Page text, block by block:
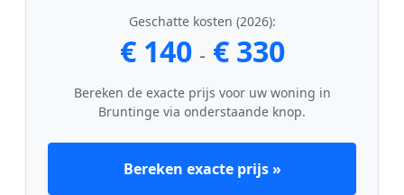
Geschatte kosten (2026):
€ 140 - € 330
Bereken de exacte prijs voor uw woning in
Bruntinge via onderstaande knop.
Bereken exacte prijs »